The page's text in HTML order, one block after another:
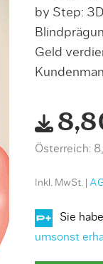
by Step:
Geld
Österreich:
Inkl. MwSt. |
Sie
umsonst